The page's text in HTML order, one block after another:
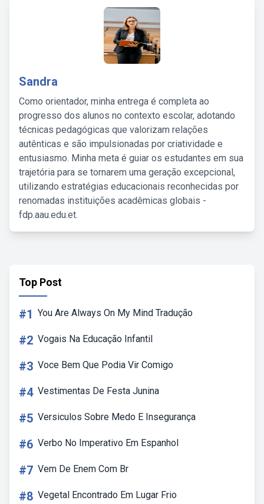
Sandra
Como orientador, minha entrega é completa ao
progresso dos alunos no contexto escolar, adotando
técnicas pedagógicas que valorizam relações
autênticas e são impulsionadas por criatividade e
entusiasmo. Minha meta é guiar os estudantes em sua
trajetória para se tornarem uma geração excepcional,
utilizando estratégias educacionais reconhecidas por
renomadas instituições acadêmicas globais -
fdp.aau.edu.et.
Top Post
#1 You Are Always On My Mind Tradução
#2 Vogais Na Educação Infantil
#3 Voce Bem Que Podia Vir Comigo
#4 Vestimentas De Festa Junina
#5 Versiculos Sobre Medo E Insegurança
#6 Verbo No Imperativo Em Espanhol
#7 Vem De Enem Com Br
#8 Vegetal Encontrado Em Lugar Frio